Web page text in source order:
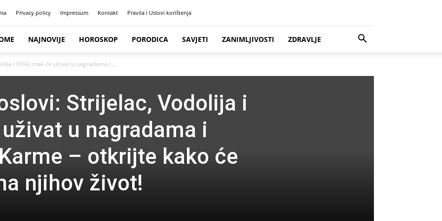
Privacy policy Impressum Kontakt Pravila i Uslovi korištenja
NAJNOVIJE HOROSKOP PORODICA SAVJETI ZANIMLJIVOSTI ZDRAVLJE
i OVAJ znak će uživat u nagradama i...
Strijelac, Vodolija i
u nagradama i
– otkrijte kako će
njihov život!